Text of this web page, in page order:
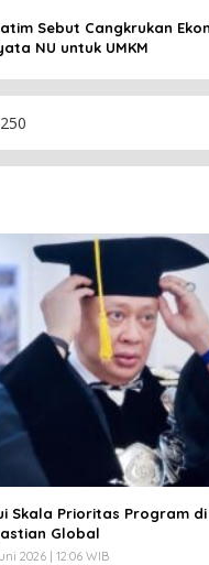
Sebut Cangkrukan
NU untuk UMKM
Skala Prioritas Program di
Global
2026 | 12:06 WIB